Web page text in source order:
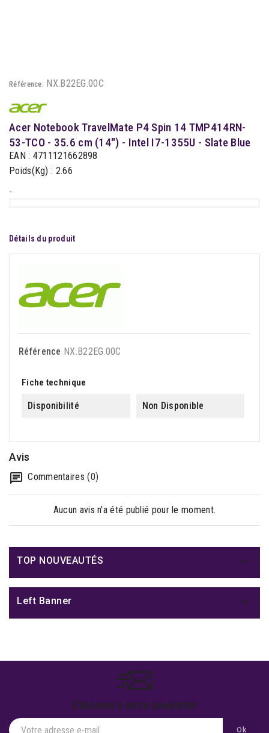
Référence: NX.B22EG.00C
Acer Notebook TravelMate P4 Spin 14 TMP414RN-
53-TCO - 35.6 cm (14") - Intel I7-1355U - Slate Blue
EAN : 4711121662898
Poids(Kg) : 2.66
-
Détails du produit
Référence NX.B22EG.00C
Fiche technique
Disponibilité Non Disponible
Avis
Commentaires (0)
Aucun avis n'a été publié pour le moment.
TOP NOUVEAUTÉS 
Left Banner 
S'abonner à notre newsletter